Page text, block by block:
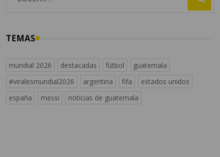
TEMAS
mundial 2026 destacadas fútbol
guatemala
#viralesmundial2026
argentina fifa
estados unidos
españa
messi noticias de guatemala